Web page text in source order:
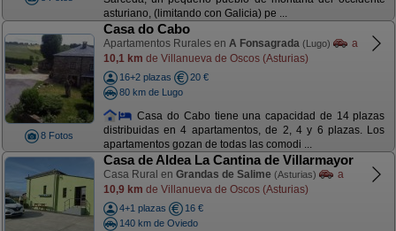
asturiano, (limitando con Galicia) pe ...
8 Fotos
Casa do Cabo
Apartamentos Rurales en A Fonsagrada (Lugo)
a
10,1 km de Villanueva de Oscos (Asturias)
16+2 plazas
20 €
80 km de Lugo
Casa do Cabo tiene una capacidad de 14 plazas
distribuidas en 4 apartamentos, de 2, 4 y 6 plazas. Los
apartamentos gozan de todas las comodi ...
Casa de Aldea La Cantina de Villarmayor
Casa Rural en Grandas de Salime (Asturias)
a
10,9 km de Villanueva de Oscos (Asturias)
4+1 plazas
16 €
140 km de Oviedo